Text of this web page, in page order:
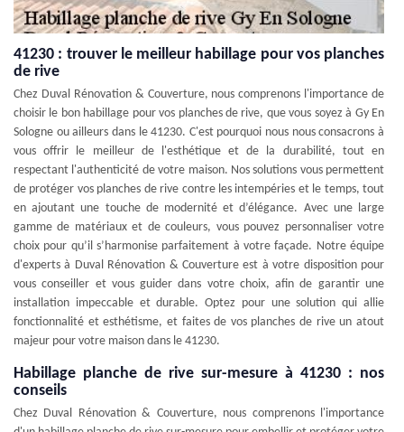
41230 : trouver le meilleur habillage pour vos planches
de rive
Chez Duval Rénovation & Couverture, nous comprenons l'importance de
choisir le bon habillage pour vos planches de rive, que vous soyez à Gy En
Sologne ou ailleurs dans le 41230. C'est pourquoi nous nous consacrons à
vous offrir le meilleur de l'esthétique et de la durabilité, tout en
respectant l'authenticité de votre maison. Nos solutions vous permettent
de protéger vos planches de rive contre les intempéries et le temps, tout
en ajoutant une touche de modernité et d’élégance. Avec une large
gamme de matériaux et de couleurs, vous pouvez personnaliser votre
choix pour qu’il s’harmonise parfaitement à votre façade. Notre équipe
d'experts à Duval Rénovation & Couverture est à votre disposition pour
vous conseiller et vous guider dans votre choix, afin de garantir une
installation impeccable et durable. Optez pour une solution qui allie
fonctionnalité et esthétisme, et faites de vos planches de rive un atout
majeur pour votre maison dans le 41230.
Habillage planche de rive sur-mesure à 41230 : nos
conseils
Chez Duval Rénovation & Couverture, nous comprenons l'importance